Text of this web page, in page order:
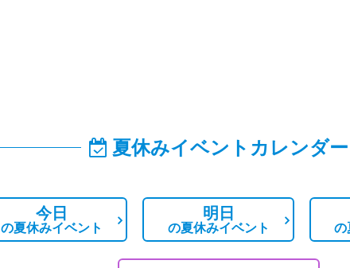
夏休みイベントカレンダー
今日
の夏休みイベント
明日
の夏休みイベント の